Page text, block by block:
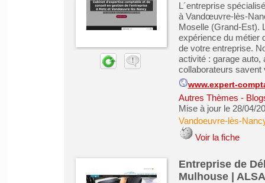
L´entreprise
à Vandœuvre-lès-
Moselle (Grand-Est).
expérience du métier
de votre entreprise.
activité : garage auto,
collaborateurs savent
www.expert-
Autres Thèmes -
Mise à jour le 28/04/
Vandoeuvre-lès-
Voir la fiche
Entreprise de
Mulhouse |